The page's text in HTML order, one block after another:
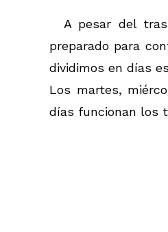
A pesar del
preparado para
dividimos en días
Los martes,
días funcionan los